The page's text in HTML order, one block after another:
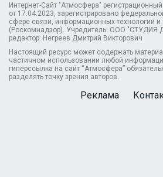
Интернет-Сайт "Атмосфера"
от 17.04.2023, зарегистрировано
сфере связи, информационных технологий
(Роскомнадзор). Учредитель: ООО "СТУДИЯ
редактор: Негреев Дмитрий Викторович
Настоящий ресурс может содержать
частичном использовании любой
гиперссылка на сайт “Атмосфера”
разделять точку зрения авторов.
Реклама